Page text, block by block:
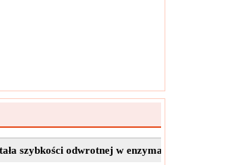
szybkości odwrotnej w enzymatycznym